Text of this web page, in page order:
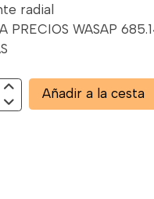
radial
PRECIOS WASAP
Añadir a la cesta